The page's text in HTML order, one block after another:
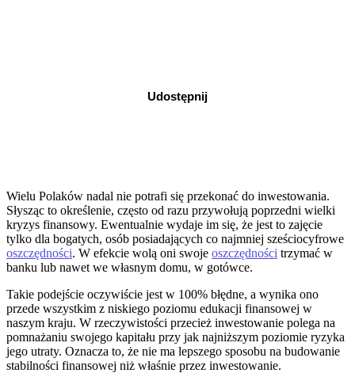
Udostępnij
Wielu Polaków nadal nie potrafi się przekonać do inwestowania.
Słysząc to określenie, często od razu przywołują poprzedni wielki
kryzys finansowy. Ewentualnie wydaje im się, że jest to zajęcie
tylko dla bogatych, osób posiadających co najmniej sześciocyfrowe
oszczędności. W efekcie wolą oni swoje oszczędności trzymać w
banku lub nawet we własnym domu, w gotówce.
Takie podejście oczywiście jest w 100% błędne, a wynika ono
przede wszystkim z niskiego poziomu edukacji finansowej w
naszym kraju. W rzeczywistości przecież inwestowanie polega na
pomnażaniu swojego kapitału przy jak najniższym poziomie ryzyka
jego utraty. Oznacza to, że nie ma lepszego sposobu na budowanie
stabilności finansowej niż właśnie przez inwestowanie.